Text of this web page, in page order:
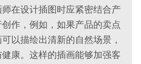
在设计插图时应紧密结合产
作，例如，如果产品的卖点
以描绘出清新的自然场景，
康。这样的插画能够加强客